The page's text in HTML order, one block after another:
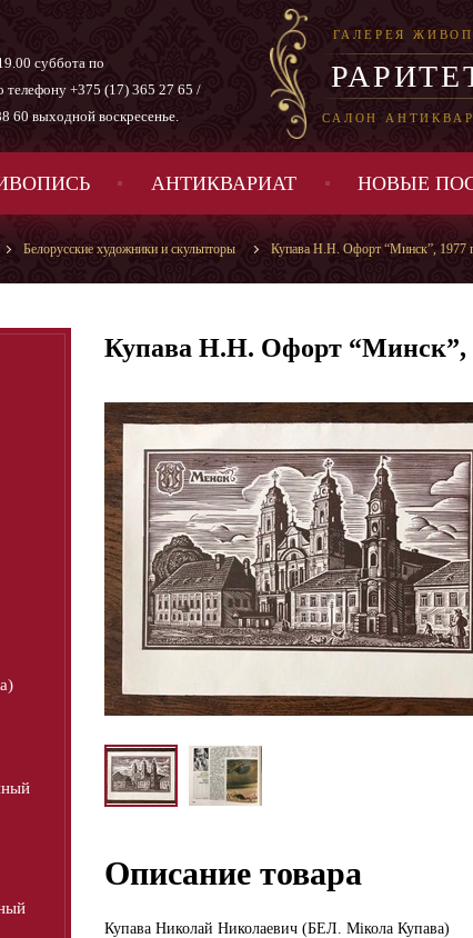
ГАЛЕРЕЯ
САЛОН
суббота по
телефону +375 (17) 365 27 65 /
60 выходной воскресенье.
АНТИКВАРИАТ НОВЫЕ
Белорусские художники и скульпторы Купава Н.Н. Офорт “Минск”, 1977
Купава Н.Н. Офорт “Минск”,
Описание товара
Купава Николай Николаевич (БЕЛ. Мiкола Купава)